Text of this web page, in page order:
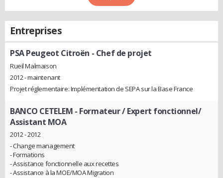
Entreprises
PSA Peugeot Citroën - Chef de projet
Rueil Malmaison
2012 - maintenant
Projet réglementaire: Implémentation de SEPA sur la Base France
BANCO CETELEM - Formateur / Expert fonctionnel/
Assistant MOA
2012 - 2012
- Change management
- Formations
- Assistance fonctionnelle aux recettes
- Assistance à la MOE/MOA Migration